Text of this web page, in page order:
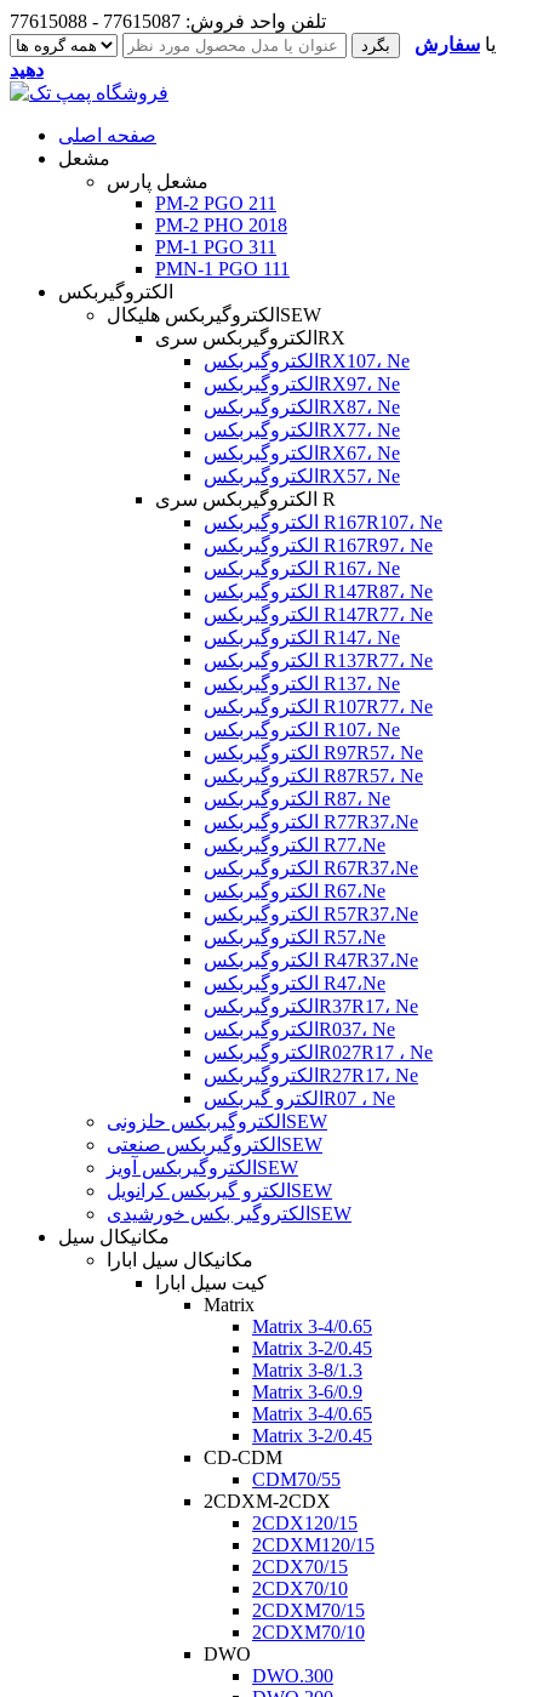
تلفن واحد فروش: 77615087 - 77615088
یا سفارش
دهید
صفحه اصلی
مشعل
مشعل پارس
PM-2 PGO 211
PM-2 PHO 2018
PM-1 PGO 311
PMN-1 PGO 111
الکتروگیربکس
الکتروگیربکس هلیکالSEW
الکتروگیربکس سریRX
الکتروگیربکسRX107، Ne
الکتروگیربکسRX97، Ne
الکتروگیربکسRX87، Ne
الکتروگیربکسRX77، Ne
الکتروگیربکسRX67، Ne
الکتروگیربکسRX57، Ne
الکتروگیربکس سری R
الکتروگیربکس R167R107، Ne
الکتروگیربکس R167R97، Ne
الکتروگیربکس R167، Ne
الکتروگیربکس R147R87، Ne
الکتروگیربکس R147R77، Ne
الکتروگیربکس R147، Ne
الکتروگیربکس R137R77، Ne
الکتروگیربکس R137، Ne
الکتروگیربکس R107R77، Ne
الکتروگیربکس R107، Ne
الکتروگیربکس R97R57، Ne
الکتروگیربکس R87R57، Ne
الکتروگیربکس R87، Ne
الکتروگیربکس R77R37،Ne
الکتروگیربکس R77،Ne
الکتروگیربکس R67R37،Ne
الکتروگیربکس R67،Ne
الکتروگیربکس R57R37،Ne
الکتروگیربکس R57،Ne
الکتروگیربکس R47R37،Ne
الکتروگیربکس R47،Ne
الکتروگیربکسR37R17، Ne
الکتروگیربکسR037، Ne
الکتروگیربکسR027R17 ، Ne
الکتروگیربکسR27R17، Ne
الکترو گیربکسR07 ، Ne
الکتروگیربکس حلزونیSEW
الکتروگیربکس صنعتیSEW
الکتروگیربکس آویزSEW
الکترو گیربکس کرانویلSEW
الکتروگیر بکس خورشیدیSEW
مکانیکال سیل
مکانیکال سیل ابارا
کیت سیل ابارا
Matrix
Matrix 3-4/0.65
Matrix 3-2/0.45
Matrix 3-8/1.3
Matrix 3-6/0.9
Matrix 3-4/0.65
Matrix 3-2/0.45
CD-CDM
CDM70/55
2CDXM-2CDX
2CDX120/15
2CDXM120/15
2CDX70/15
2CDX70/10
2CDXM70/15
2CDXM70/10
DWO
DWO.300